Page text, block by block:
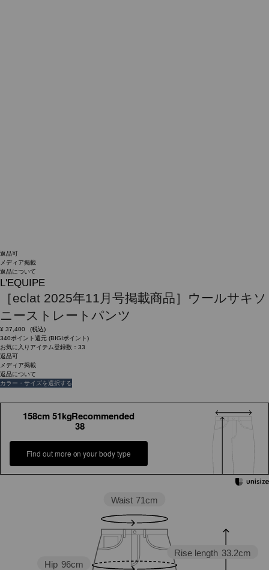
返品可
メディア掲載
返品について
L'EQUIPE
［eclat 2025年11月号掲載商品］ウールサキソ
ニーストレートパンツ
¥ 37,400
(税込)
340ポイント還元 (BIGIポイント)
お気に入りアイテム登録数： 33
返品可
メディア掲載
返品について
カラー・サイズを選択する
158cm 51kgRecommended
38
Find out more on your body type
Rise length 33.2cm
Hip 96cm
Waist 71cm